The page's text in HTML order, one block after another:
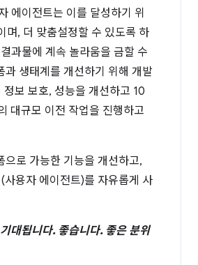
에이전트는 이를 달성하기 위
며, 더 맞춤설정할 수 있도록 하
과물에 계속 놀라움을 금할 수
생태계를 개선하기 위해 개발
보 보호, 성능을 개선하고 10
대규모 이전 작업을 진행하고
로 가능한 기능을 개선하고,
용자 에이전트)를 자유롭게 사
대됩니다. 좋습니다. 좋은 분위